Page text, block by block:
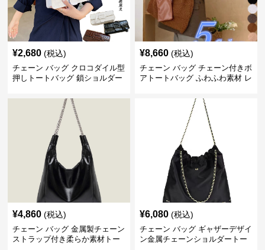
¥2,680 (税込)
チェーン バッグ クロコダイル型
押しトートバッグ 鎖ショルダー
¥8,660 (税込)
チェーン バッグ チェーン付きボ
アトートバッグ ふわふわ素材 レ
¥4,860 (税込)
チェーン バッグ 金属製チェーン
ストラップ付き柔らか素材トー
¥6,080 (税込)
チェーン バッグ ギャザーデザイ
ン金属チェーンショルダートー